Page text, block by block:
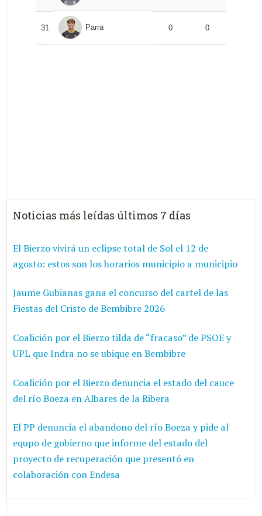
31 Parra 0 0
Noticias más leídas últimos 7 días
El Bierzo vivirá un eclipse total de Sol el 12 de
agosto: estos son los horarios municipio a municipio
Jaume Gubianas gana el concurso del cartel de las
Fiestas del Cristo de Bembibre 2026
Coalición por el Bierzo tilda de “fracaso” de PSOE y
UPL que Indra no se ubique en Bembibre
Coalición por el Bierzo denuncia el estado del cauce
del río Boeza en Albares de la Ribera
El PP denuncia el abandono del río Boeza y pide al
equpo de gobierno que informe del estado del
proyecto de recuperación que presentó en
colaboración con Endesa